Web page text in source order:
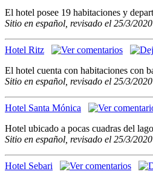
El hotel posee 19 habitaciones y
Sitio en español, revisado el 25/3/2020
Hotel Ritz
El hotel cuenta con habitaciones con
Sitio en español, revisado el 25/3/2020
Hotel Santa Mónica
Hotel ubicado a pocas cuadras del
Sitio en español, revisado el 25/3/2020
Hotel Sebari